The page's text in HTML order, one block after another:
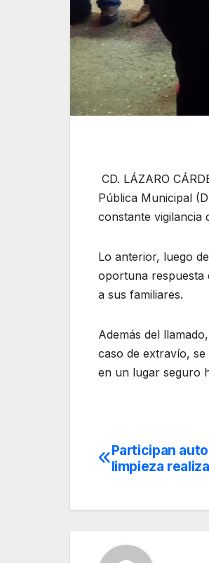
CD. LÁZARO
Pública Municipal
constante vigilancia
Lo anterior, luego
oportuna respuesta
a sus familiares.
Además del
caso de extravío,
en un lugar seguro
entradas
Participan
limpieza